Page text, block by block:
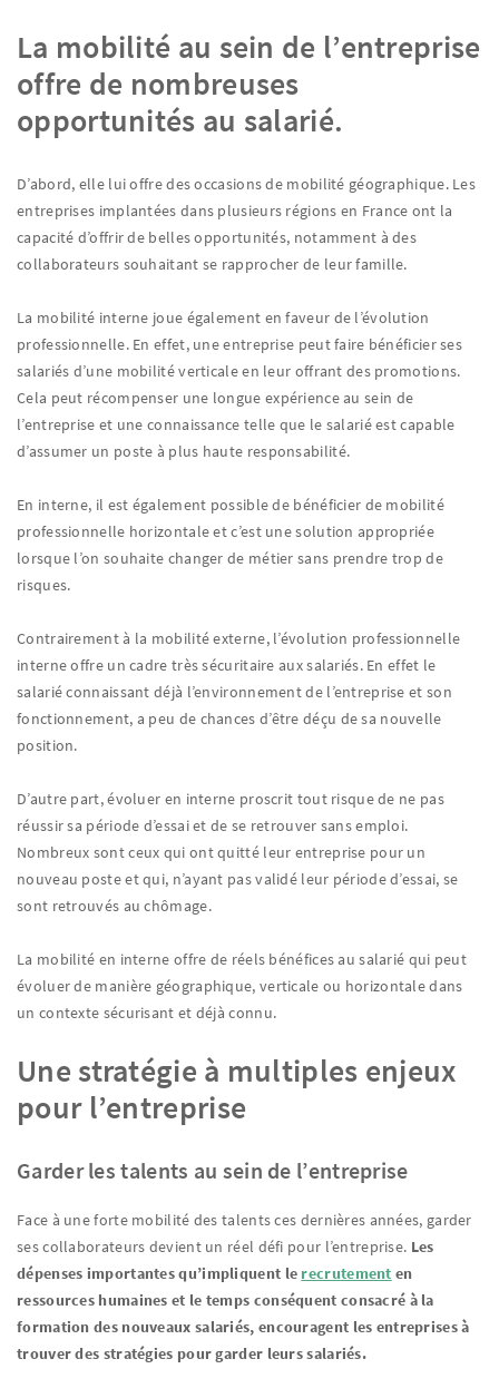
La mobilité au sein de l’entreprise
offre de nombreuses
opportunités au salarié.
D’abord, elle lui offre des occasions de mobilité géographique. Les
entreprises implantées dans plusieurs régions en France ont la
capacité d’offrir de belles opportunités, notamment à des
collaborateurs souhaitant se rapprocher de leur famille.
La mobilité interne joue également en faveur de l’évolution
professionnelle. En effet, une entreprise peut faire bénéficier ses
salariés d’une mobilité verticale en leur offrant des promotions.
Cela peut récompenser une longue expérience au sein de
l’entreprise et une connaissance telle que le salarié est capable
d’assumer un poste à plus haute responsabilité.
En interne, il est également possible de bénéficier de mobilité
professionnelle horizontale et c’est une solution appropriée
lorsque l’on souhaite changer de métier sans prendre trop de
risques.
Contrairement à la mobilité externe, l’évolution professionnelle
interne offre un cadre très sécuritaire aux salariés. En effet le
salarié connaissant déjà l’environnement de l’entreprise et son
fonctionnement, a peu de chances d’être déçu de sa nouvelle
position.
D’autre part, évoluer en interne proscrit tout risque de ne pas
réussir sa période d’essai et de se retrouver sans emploi.
Nombreux sont ceux qui ont quitté leur entreprise pour un
nouveau poste et qui, n’ayant pas validé leur période d’essai, se
sont retrouvés au chômage.
La mobilité en interne offre de réels bénéfices au salarié qui peut
évoluer de manière géographique, verticale ou horizontale dans
un contexte sécurisant et déjà connu.
Une stratégie à multiples enjeux
pour l’entreprise
Garder les talents au sein de l’entreprise
Face à une forte mobilité des talents ces dernières années, garder
ses collaborateurs devient un réel défi pour l’entreprise. Les
dépenses importantes qu’impliquent le recrutement en
ressources humaines et le temps conséquent consacré à la
formation des nouveaux salariés, encouragent les entreprises à
trouver des stratégies pour garder leurs salariés.